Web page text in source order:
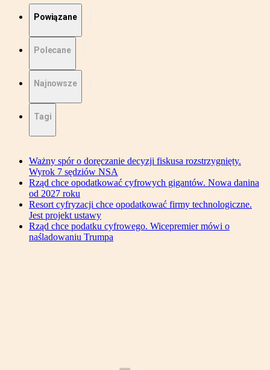
Powiązane
Polecane
Najnowsze
Tagi
Ważny spór o doręczanie decyzji fiskusa rozstrzygnięty.
Wyrok 7 sędziów NSA
Rząd chce opodatkować cyfrowych gigantów. Nowa danina
od 2027 roku
Resort cyfryzacji chce opodatkować firmy technologiczne.
Jest projekt ustawy
Rząd chce podatku cyfrowego. Wicepremier mówi o
naśladowaniu Trumpa